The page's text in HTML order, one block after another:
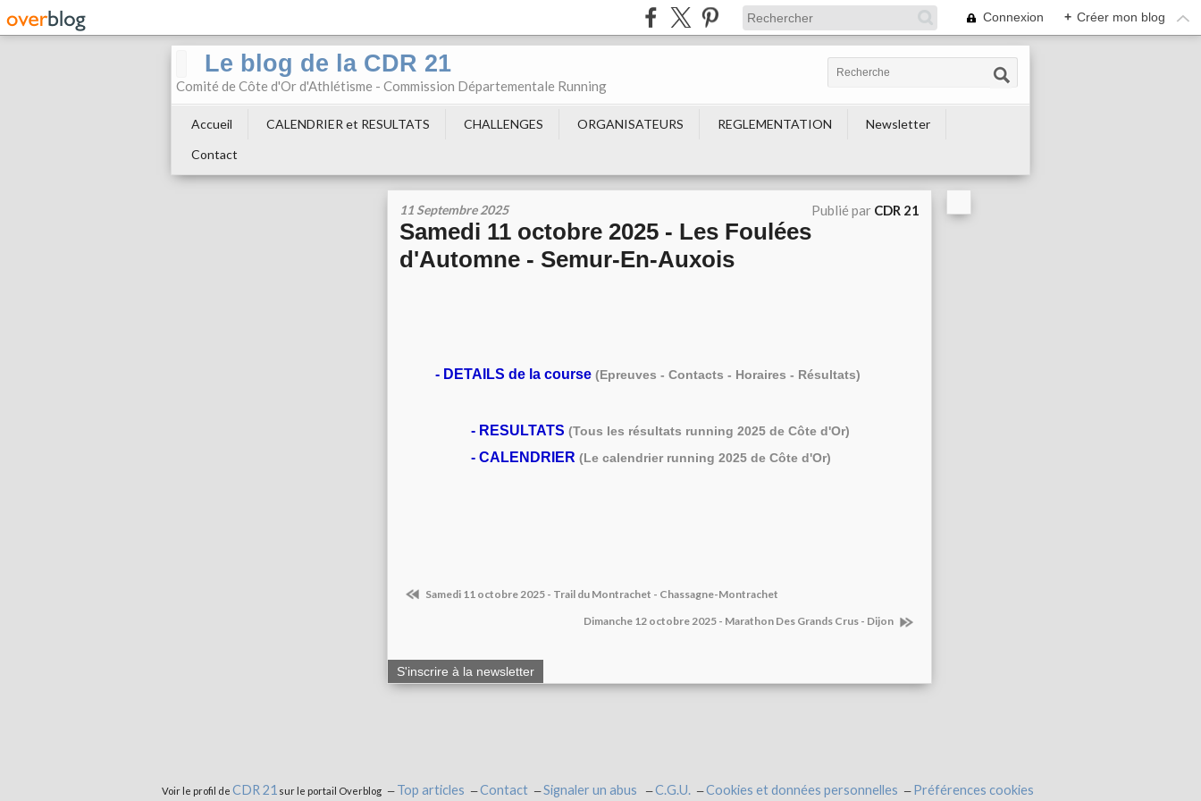
Connexion + Créer mon blog
Le blog de la CDR 21
Comité de Côte d'Or d'Athlétisme - Commission Départementale Running
Accueil CALENDRIER et RESULTATS CHALLENGES ORGANISATEURS REGLEMENTATION
Newsletter
Contact
11 Septembre 2025 Publié par CDR 21
Samedi 11 octobre 2025 - Les Foulées
d'Automne - Semur-En-Auxois
- DETAILS de la course (Epreuves - Contacts - Horaires - Résultats)
- RESULTATS (Tous les résultats running 2025 de Côte d'Or)
- CALENDRIER (Le calendrier running 2025 de Côte d'Or)
Samedi 11 octobre 2025 - Trail du Montrachet - Chassagne-Montrachet
Dimanche 12 octobre 2025 - Marathon Des Grands Crus - Dijon
S'inscrire à la newsletter
Voir le profil de CDR 21 sur le portail Overblog Top articles Contact Signaler un abus C.G.U. Cookies et données personnelles Préférences cookies